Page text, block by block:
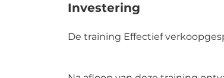
Investering
De training Effectief